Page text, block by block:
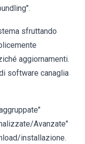
sfruttando
aggiornamenti.
software canaglia
Avanzate"
installazione.